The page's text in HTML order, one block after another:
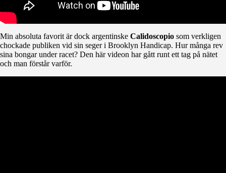
Min absoluta favorit är dock argentinske Calidoscopio som verkligen
chockade publiken vid sin seger i Brooklyn Handicap. Hur många rev
sina bongar under racet? Den här videon har gått runt ett tag på nätet
och man förstår varför.